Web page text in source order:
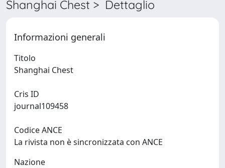
Shanghai Chest > Dettaglio
Informazioni generali
Titolo
Cris ID
Codice ANCE
La rivista non è sincronizzata con ANCE
Nazione